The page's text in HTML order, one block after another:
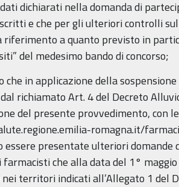
dichiarati nella domanda di
e che per gli ulteriori controlli
riferimento a quanto previsto in
del medesimo bando di concorso;
che in applicazione della
richiamato Art. 4 del Decreto
del presente provvedimento, con
romagna.it/
essere presentate ulteriori domande
che alla data del 1°
territori indicati all’Allegato 1 del